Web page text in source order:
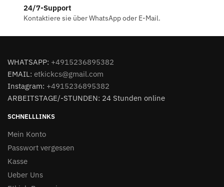
24/7-Support
Kontaktiere sie über WhatsApp oder E-Mail.
WHATSAPP: +4915236895382
EMAIL: etkickcs@gmail.com
Instagram: +4915236895382
ARBEITSTAGE/-STUNDEN: 24 Stunden online
SCHNELLLINKS
Mein Konto
Passwort vergessen
Kasse
Ueber Uns